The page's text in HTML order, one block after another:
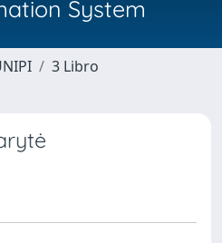
System
3 Libro